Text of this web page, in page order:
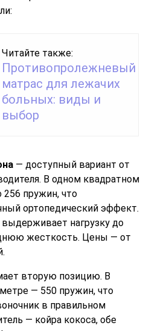
Читайте также:
Противопролежневый
матрас для лежачих
больных: виды и
выбор
— доступный вариант от
В одном квадратном
пружин, что
ортопедический эффект.
нагрузку до
жесткость. Цены — от
вторую позицию. В
— 550 пружин, что
в правильном
— койра кокоса, обе